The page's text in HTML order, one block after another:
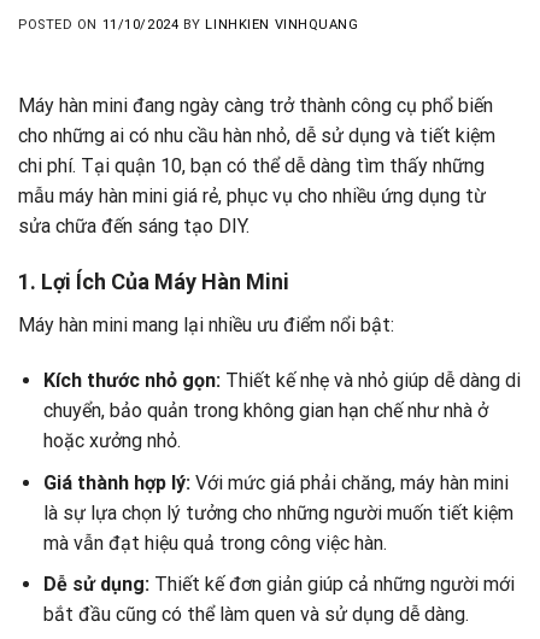
POSTED ON 11/10/2024 BYLINHKIEN VINHQUANG
Máy hàn mini đang ngày càng trở thành công cụ phổ biến
cho những ai có nhu cầu hàn nhỏ, dễ sử dụng và tiết kiệm
chi phí. Tại quận 10, bạn có thể dễ dàng tìm thấy những
mẫu máy hàn mini giá rẻ, phục vụ cho nhiều ứng dụng từ
sửa chữa đến sáng tạo DIY.
1. Lợi Ích Của Máy Hàn Mini
Máy hàn mini mang lại nhiều ưu điểm nổi bật:
Kích thước nhỏ gọn:Thiết kế nhẹ và nhỏ giúp dễ dàng di
chuyển, bảo quản trong không gian hạn chế như nhà ở
hoặc xưởng nhỏ.
Giá thành hợp lý:Với mức giá phải chăng, máy hàn mini
là sự lựa chọn lý tưởng cho những người muốn tiết kiệm
mà vẫn đạt hiệu quả trong công việc hàn.
Dễ sử dụng:Thiết kế đơn giản giúp cả những người mới
bắt đầu cũng có thể làm quen và sử dụng dễ dàng.